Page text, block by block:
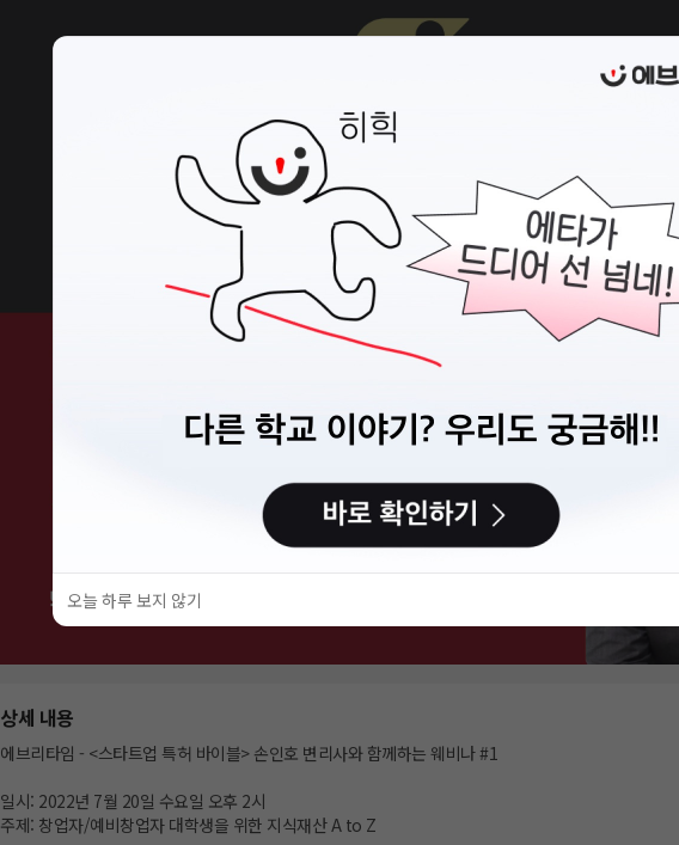
상세 내용
에브리타임 - <스타트업 특허 바이블> 손인호 변리사와 함께하는 웨비나 #1
일시: 2022년 7월 20일 수요일 오후 2시
주제: 창업자/예비창업자 대학생을 위한 지식재산 A to Z
오늘 하루 보지 않기